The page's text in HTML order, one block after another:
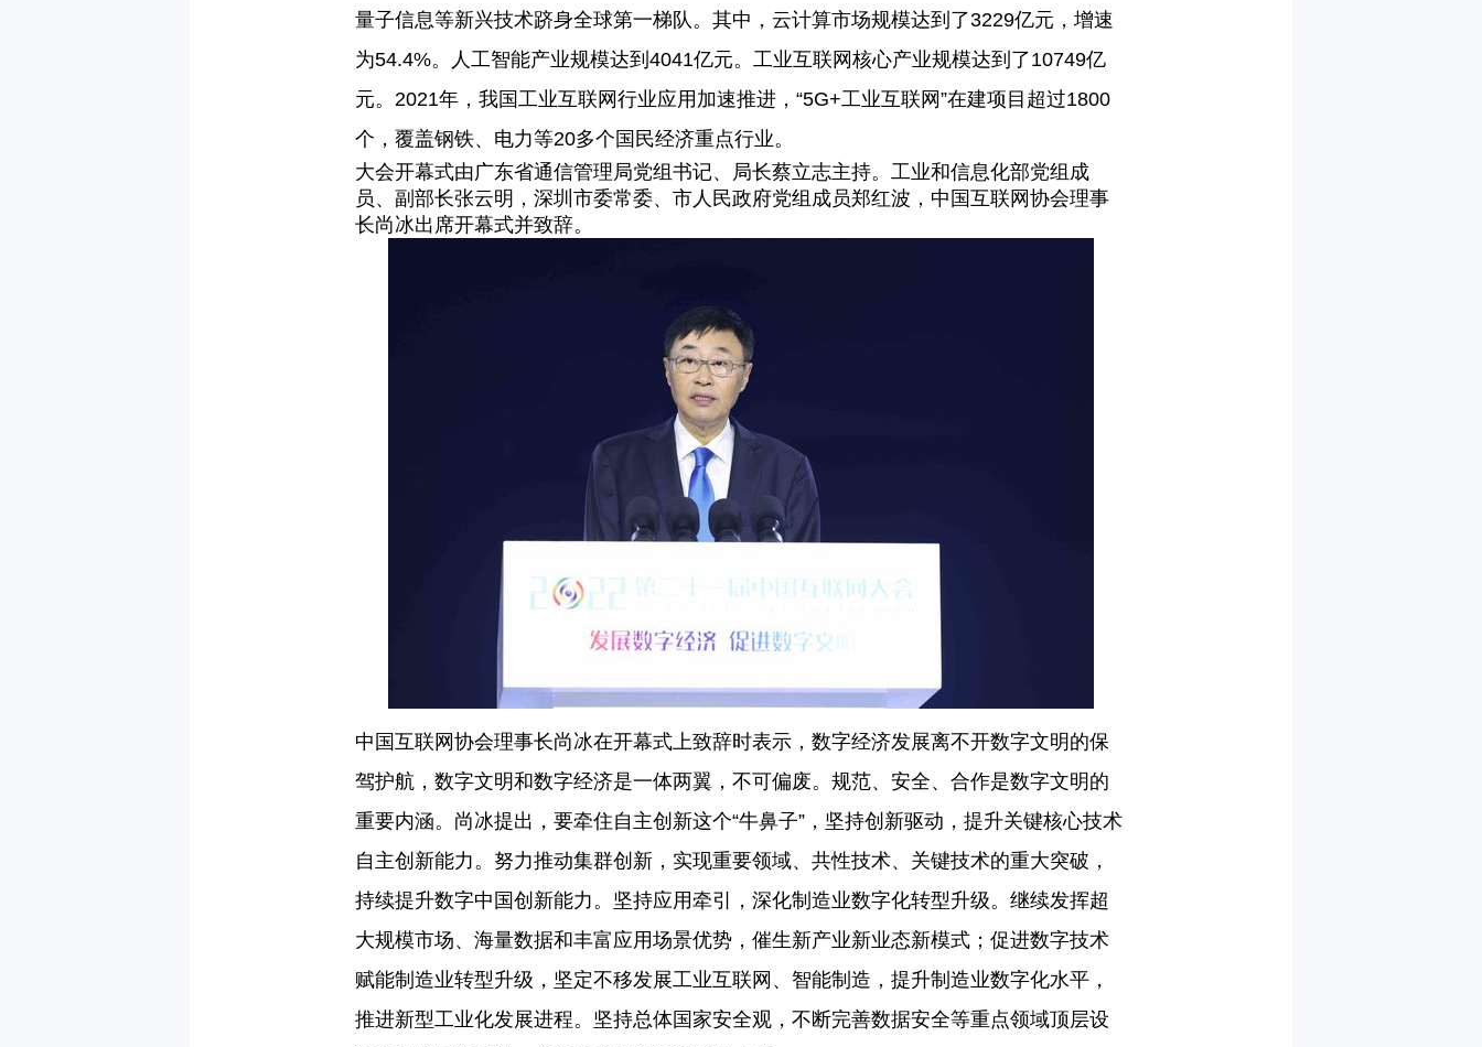
量子信息等新兴技术跻身全球第一梯队。其中，云计算市场规模达到了3229亿元，增速
为54.4%。人工智能产业规模达到 4041亿元。工业互联网核心产业规模达到了10749亿
元。 2021年，我国工业互联网行业应用加速推进，“5G+工业互联网”在建项目超过1800
个，覆盖钢铁、电力等20多个国民经济重点行业。
大会开幕式由广东省通信管理局党组书记、局长蔡立志主持。工业和信息化部党组成
员、副部长张云明，深圳市委常委、市人民政府党组成员郑红波，中国互联网协会理事
长尚冰出席开幕式并致辞。
中国互联网协会理事长尚冰在开幕式上致辞时表示，数字经济发展离不开数字文明的保
驾护航，数字文明和数字经济是一体两翼，不可偏废。规范、安全、合作是数字文明的
重要内涵。尚冰提出，要牵住自主创新这个“牛鼻子”，坚持创新驱动，提升关键核心技术
自主创新能力。努力推动集群创新，实现重要领域、共性技术、关键技术的重大突破，
持续提升数字中国创新能力。坚持应用牵引，深化制造业数字化转型升级。继续发挥超
大规模市场、海量数据和丰富应用场景优势，催生新产业新业态新模式；促进数字技术
赋能制造业转型升级，坚定不移发展工业互联网、智能制造，提升制造业数字化水平，
推进新型工业化发展进程。坚持总体国家安全观，不断完善数据安全等重点领域顶层设